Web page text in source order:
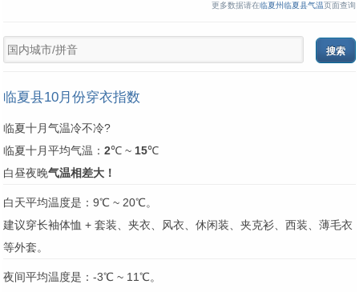
更多数据请在临夏州临夏县气温页面查询
临夏县10月份穿衣指数
临夏十月气温冷不冷?
临夏十月平均气温： 2℃ ~ 15℃
白昼夜晚气温相差大！
白天平均温度是：9℃ ~ 20℃。
建议穿长袖体恤 + 套装、夹衣、风衣、休闲装、夹克衫、西装、薄毛衣
等外套。
夜间平均温度是：-3℃ ~ 11℃。